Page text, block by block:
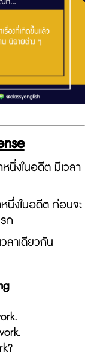
นึ่งในอดีต มีเวลา
นึ่งในอดีต ก่อนจะ
ก
ลาเดียวกัน
.